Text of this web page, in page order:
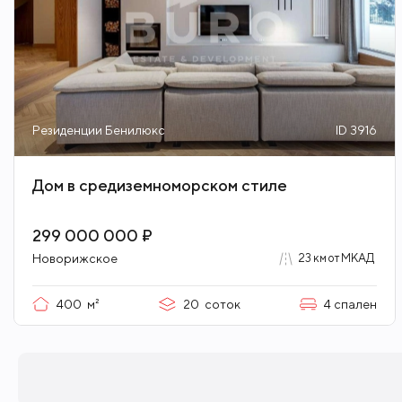
Резиденции Бенилюкс ID 3916
Дом в средиземноморском стиле
299 000 000 ₽
Новорижское 23 км от МКАД
400 м² 20 соток 4 спален